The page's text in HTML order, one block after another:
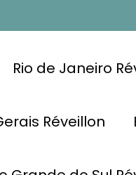
Rio de Janeiro
Réveillon